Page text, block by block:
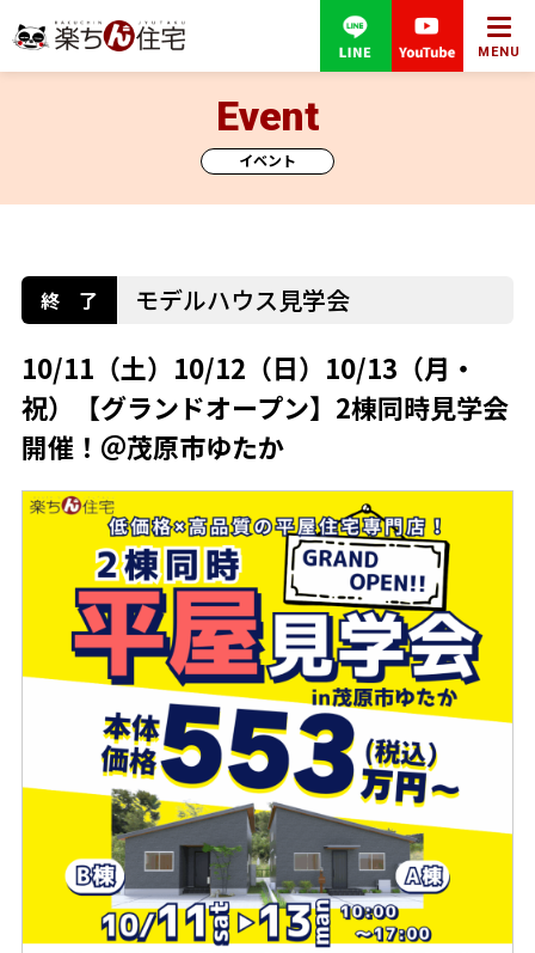
MENU
イベント
Event
モデルハウス見学会
10/11（土）10/12（日）10/13（月・
祝）【グランドオープン】2棟同時見学会
開催！＠茂原市ゆたか